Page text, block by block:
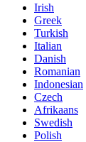
Irish
Greek
Turkish
Italian
Danish
Romanian
Indonesian
Czech
Afrikaans
Swedish
Polish